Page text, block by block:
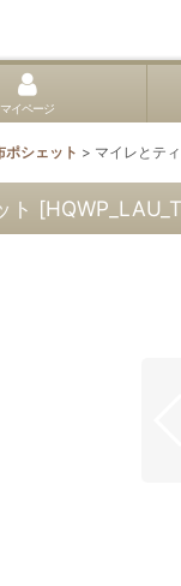
マイページ
ポシェット > マイレとテ
ト [